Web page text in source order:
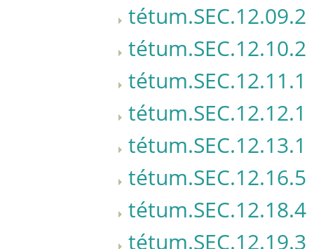
tétum.SEC.12.09.2
tétum.SEC.12.10.2
tétum.SEC.12.11.1
tétum.SEC.12.12.1
tétum.SEC.12.13.1
tétum.SEC.12.16.5
tétum.SEC.12.18.4
tétum.SEC.12.19.3